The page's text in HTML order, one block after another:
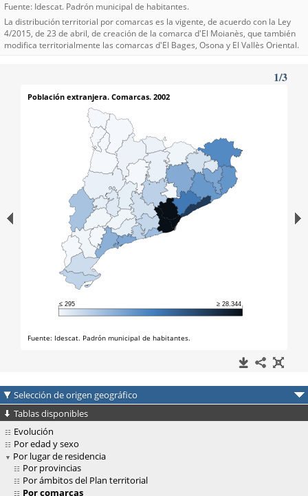
Fuente: Idescat. Padrón municipal de habitantes.
La distribución territorial por comarcas es la vigente, de acuerdo con la Ley
4/2015, de 23 de abril, de creación de la comarca d'El Moianès, que también
modifica territorialmente las comarcas d'El Bages, Osona y El Vallès Oriental.
Selección de origen geográfico
Tablas disponibles
Evolución
Por edad y sexo
Por lugar de residencia
Por provincias
Por ámbitos del Plan territorial
Por comarcas